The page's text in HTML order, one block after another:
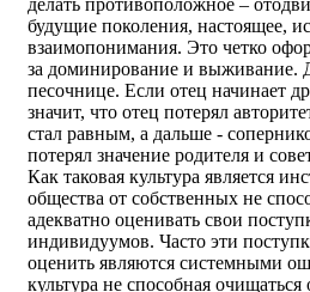
делать противоположное –
будущие поколения, настоящее,
взаимопонимания. Это четко
за доминирование и выживание.
песочнице. Если отец начинает
значит, что отец потерял
стал равным, а дальше -
потерял значение родителя и
Как таковая культура является
общества от собственных не
адекватно оценивать свои
индивидуумов. Часто эти
оценить являются системными
культура не способная